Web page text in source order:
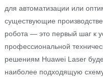
для автоматизации или
существующие
робота — это первый шаг к
профессиональной
решениям Huawei Laser
наиболее подходящую